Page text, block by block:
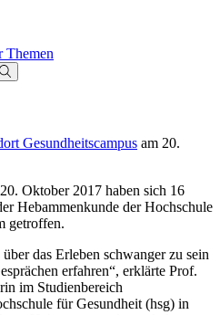
Themen
Gesundheitscampus am 20.
Oktober 2017 haben sich 16
Hebammenkunde der Hochschule
getroffen.
das Erleben schwanger zu sein
erfahren“, erklärte Prof.
im Studienbereich
für Gesundheit (hsg) in